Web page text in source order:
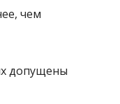
чем
допущены